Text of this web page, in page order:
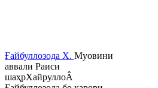
Ғайбуллозода Х. Муовини
аввали Раиси
шаҳрХайруллоÂ